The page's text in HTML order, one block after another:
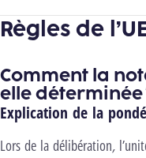
Règles de
Comment la
elle déterminée
Explication de la
Lors de la délibération,